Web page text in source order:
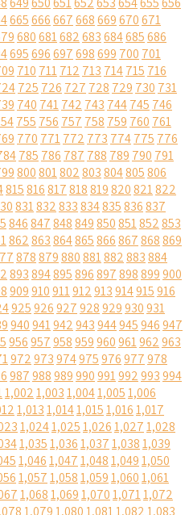
665666667668669670671
680681682683684685686
695696697698699 700 701
710 711712 713 714715 716
725 726 727 728 729 730 731
740 741742 743 744745 746
755 756 757 758 759 760 761
770 771772 773 774775 776
785 786 787 788 789 790 791
800801802803804805806
815816817818819820821822
831832833834835836837
846847848849850851852853
862863864865866867868869
878879880881882883884
893894895896897898899900
909910911912913914915916
925926927928929930931
940941942943944945946947
956957958959960961962963
972973974975976977978
987988989990991992993994
1,0021,0031,0041,0051,006
1,0131,0141,0151,0161,017
1,0241,0251,0261,0271,028
1,0351,0361,0371,0381,039
1,0461,0471,0481,0491,050
1,0571,0581,0591,0601,061
1,0681,0691,0701,0711,072